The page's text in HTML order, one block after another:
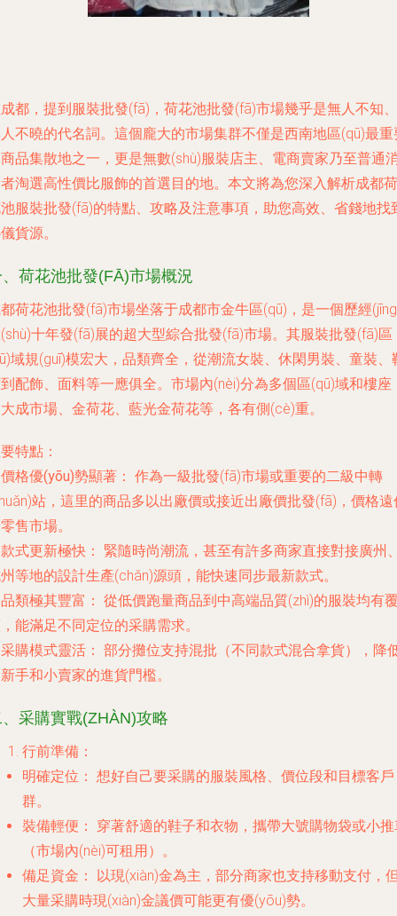
都，提到服裝批發(fā)，荷花池批發(fā)市場幾乎是無人不知、
不曉的代名詞。這個龐大的市場集群不僅是西南地區(qū)最重
品集散地之一，更是無數(shù)服裝店主、電商賣家乃至普通
淘選高性價比服飾的首選目的地。本文將為您深入解析成都荷
服裝批發(fā)的特點、攻略及注意事項，助您高效、省錢地找
貨源。
荷花池批發(FĀ)市場概況
荷花池批發(fā)市場坐落于成都市金牛區(qū)，是一個歷經
十年發(fā)展的超大型綜合批發(fā)市場。其服裝批發(fā)區
域規(guī)模宏大，品類齊全，從潮流女裝、休閑男裝、童裝、
配飾、面料等一應俱全。市場內(nèi)分為多個區(qū)域和樓座
成市場、金荷花、藍光金荷花等，各有側(cè)重。
特點：
價格優(yōu)勢顯著： 作為一級批發(fā)市場或重要的二級中轉
站，這里的商品多以出廠價或接近出廠價批發(fā)，價格遠
售市場。
款式更新極快：
緊隨時尚潮流，甚至有許多商家直接對接廣州
等地的設計生產(chǎn)源頭，能快速同步最新款式。
品類極其豐富： 從低價跑量商品到中高端品質(zhì)的服裝均有
能滿足不同定位的采購需求。
采購模式靈活： 部分攤位支持混批（不同款式混合拿貨），降
手和小賣家的進貨門檻。
采購實戰(ZHÀN)攻略
行前準備：
明確定位： 想好自己要采購的服裝風格、價位段和目標客戶
群。
裝備輕便：
穿著舒適的鞋子和衣物，攜帶大號購物袋或小
（市場內(nèi)可租用）。
備足資金：
以現(xiàn)金為主，部分商家也支持移動支付，
大量采購時現(xiàn)金議價可能更有優(yōu)勢。